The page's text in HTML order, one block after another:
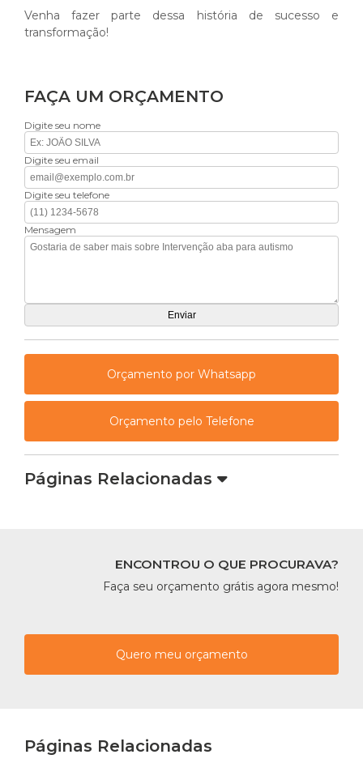
Venha fazer parte dessa história de sucesso e
transformação!
FAÇA UM ORÇAMENTO
Digite seu nome
Digite seu email
Digite seu telefone
Mensagem
Orçamento por Whatsapp
Orçamento pelo Telefone
Páginas Relacionadas
ENCONTROU O QUE PROCURAVA?
Faça seu orçamento grátis agora mesmo!
Quero meu orçamento
Páginas Relacionadas